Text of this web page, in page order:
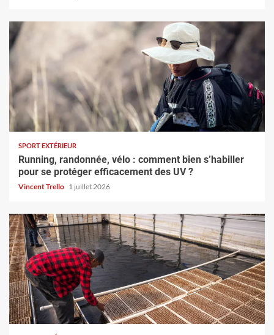
SPORT EXTÉRIEUR
Running, randonnée, vélo : comment bien s’habiller
pour se protéger efficacement des UV ?
Vincent Trello 1 juillet 2026